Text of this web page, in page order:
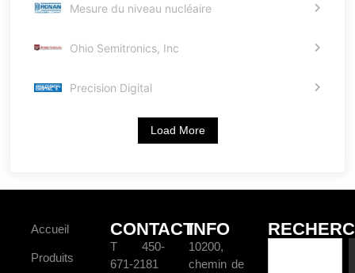
Mesure du niveau nucléaire
Ohio Semitronics, Inc
Precision Digital
Load More
Accueil
Produits
CONTACT
T 450-
671-2181
INFO
10200,
chemin de